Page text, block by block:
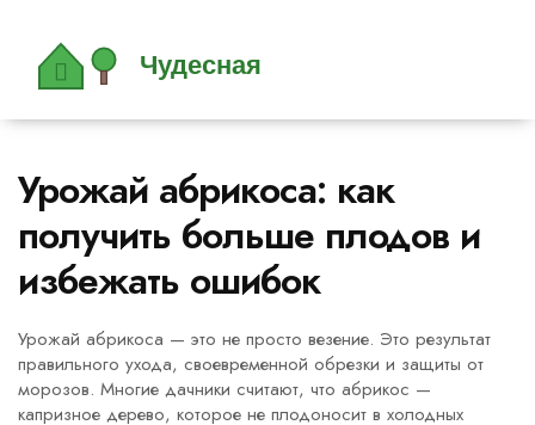
Урожай абрикоса: как
получить больше плодов и
избежать ошибок
Урожай абрикоса — это не просто везение. Это результат
правильного ухода, своевременной обрезки и защиты от
морозов. Многие дачники считают, что абрикос —
капризное дерево, которое не плодоносит в холодных